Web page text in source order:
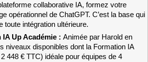
collaborative IA, formez votre
opérationnel de ChatGPT. C’est la base qui
toute intégration ultérieure.
IA Up Académie : Animée par Harold en
niveaux disponibles dont la Formation IA
448 € TTC) idéale pour équipes de 4